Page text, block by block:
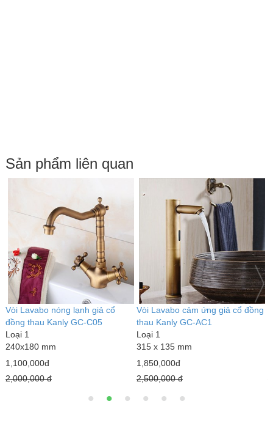
Sản phẩm liên quan
Vòi Lavabo giả cổ đồng thau
Kanly GCA 20
Loại 1
295 x 114 mm
1,350,000đ
2,100,000 đ
Vòi Lavabo nóng lạnh giả cổ
đồng thau Kanly GCA13
Loại 1
330 x 155 mm
2,120,000đ
2,600,000 đ